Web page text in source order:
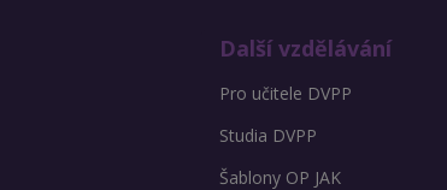
Další vzdělávání
Pro učitele DVPP
Studia DVPP
Šablony OP JAK